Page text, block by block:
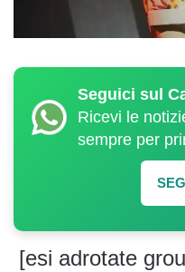
Seguici sul
Ricevi le
sempre per
[esi adrotate